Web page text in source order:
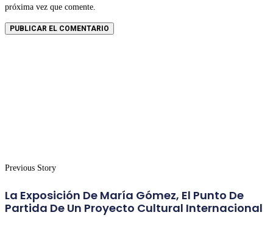
próxima vez que comente.
Previous Story
La Exposición De María Gómez, El Punto De
Partida De Un Proyecto Cultural Internacional